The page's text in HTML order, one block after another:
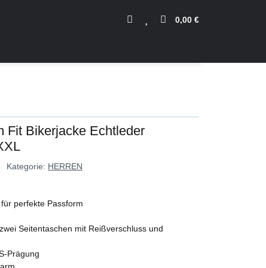
0,00 €
Fit Bikerjacke Echtleder
Kategorie: HERREN
perfekte Passform
Seitentaschen mit Reißverschluss und
Prägung